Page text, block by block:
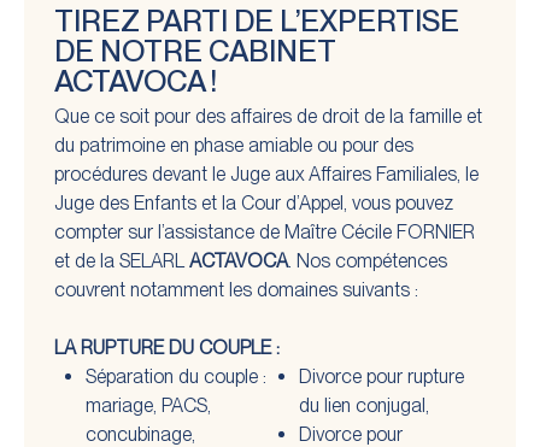
TIREZ PARTI DE L’EXPERTISE
DE NOTRE CABINET
ACTAVOCA !
Que ce soit pour des affaires de droit de la famille et
du patrimoine en phase amiable ou pour des
procédures devant le Juge aux Affaires Familiales, le
Juge des Enfants et la Cour d’Appel, vous pouvez
compter sur l’assistance de Maître Cécile FORNIER
et de la SELARL ACTAVOCA. Nos compétences
couvrent notamment les domaines suivants :
LA RUPTURE DU COUPLE :
Séparation du couple :
mariage, PACS,
concubinage,
Divorce pour rupture
du lien conjugal,
Divorce pour